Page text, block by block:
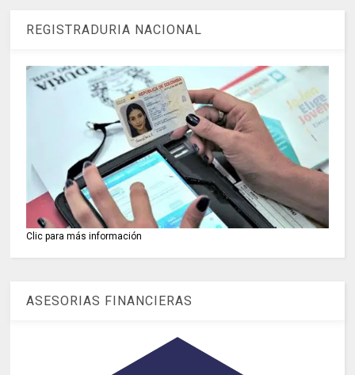
REGISTRADURIA NACIONAL
Clic para más información
ASESORIAS FINANCIERAS